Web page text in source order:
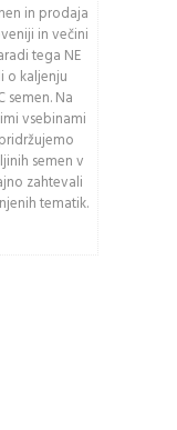
in prodaja
in večini
tega NE
o kaljenju
Na
vsebinami
semen v
zahtevali
tematik.
varnostno
kodo
razlikuje
in malimi